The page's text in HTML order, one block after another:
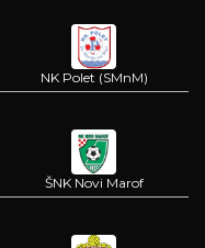
NK Polet (SMnM)
ŠNK Novi Marof